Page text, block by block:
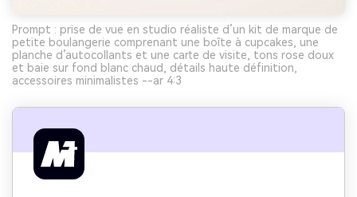
Prompt : prise de vue en studio réaliste d’un kit de marque de
petite boulangerie comprenant une boîte à cupcakes, une
planche d’autocollants et une carte de visite, tons rose doux
et baie sur fond blanc chaud, détails haute définition,
accessoires minimalistes --ar 4:3